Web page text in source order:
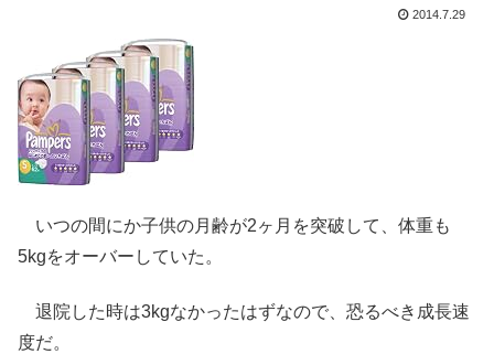
2014.7.29
いつの間にか子供の月齢が2ヶ月を突破して、体重も
5kgをオーバーしていた。
退院した時は3kgなかったはずなので、恐るべき成長速
度だ。